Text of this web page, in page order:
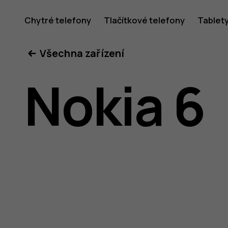
příručka
k telefonu
Chytré telefony Tlačítkové telefony
Všechna zařízení
Nokia 6